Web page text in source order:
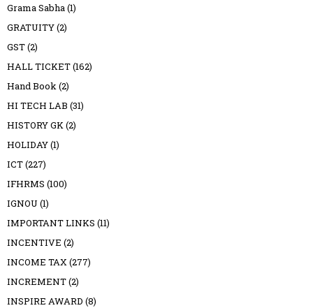
Grama Sabha(1)
GRATUITY(2)
GST(2)
HALL TICKET(162)
Hand Book(2)
HI TECH LAB (31)
HISTORY GK(2)
HOLIDAY(1)
ICT(227)
IFHRMS (100)
IGNOU (1)
IMPORTANT LINKS (11)
INCENTIVE (2)
INCOME TAX(277)
INCREMENT(2)
INSPIRE AWARD (8)